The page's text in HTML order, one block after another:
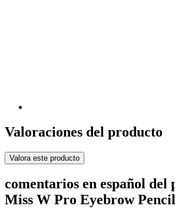
Valoraciones del producto
Valora este producto
comentarios en español del
Miss W Pro Eyebrow Pencil